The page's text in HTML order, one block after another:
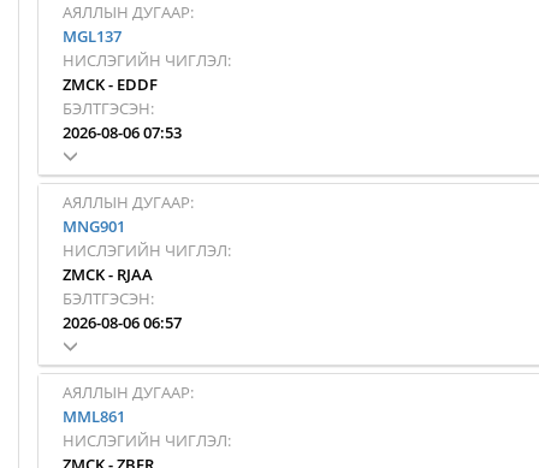
АЯЛЛЫН ДУГААР:
MGL137
НИСЛЭГИЙН ЧИГЛЭЛ:
ZMCK- EDDF
БЭЛТГЭСЭН:
2026-08-06 07:53
АЯЛЛЫН ДУГААР:
MNG901
НИСЛЭГИЙН ЧИГЛЭЛ:
ZMCK- RJAA
БЭЛТГЭСЭН:
2026-08-06 06:57
АЯЛЛЫН ДУГААР:
MML861
НИСЛЭГИЙН ЧИГЛЭЛ: